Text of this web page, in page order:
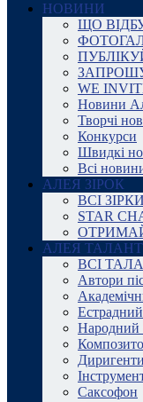
НОВИНИ
ЩО
WE
Новини
Творчі
Конкурси
Швидкі
Всі
АЛЕЯ ЗІРОК
ВСІ ЗІРКИ
STAR
АЛЕЯ
ВСІ
Автори
Естрадний
Народний
Диригенти
Саксофон